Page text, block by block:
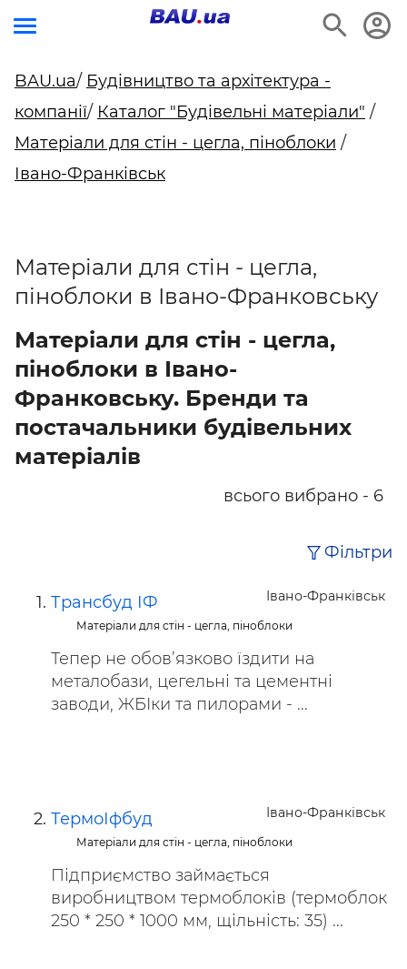
BAU.ua/ Будівництво та архітектура -
компанії/ Каталог "Будівельні матеріали" /
Матеріали для стін - цегла, піноблоки /
Івано-Франківськ
Матеріали для стін - цегла,
піноблоки в Івано-Франковську
Матеріали для стін - цегла,
піноблоки в Івано-
Франковську. Бренди та
постачальники будівельних
матеріалів
всього вибрано - 6
Фільтри
Івано-Франківськ
Трансбуд ІФ
Матеріали для стін - цегла, піноблоки
Тепер не обов’язково їздити на
металобази, цегельні та цементні
заводи, ЖБІки та пилорами - ...
Івано-Франківськ
ТермоІфбуд
Матеріали для стін - цегла, піноблоки
Підприємство займається
виробництвом термоблоків (термоблок
250 * 250 * 1000 мм, щільність: 35) ...